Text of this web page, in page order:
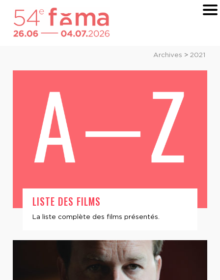
Archives > 2021
LISTE DES FILMS
La liste complète des films présentés.